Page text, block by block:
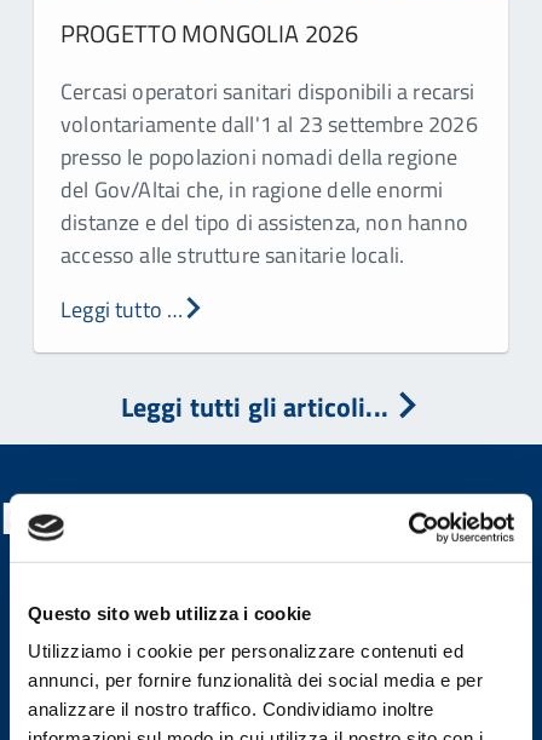
Questo sito web utilizza i cookie
Utilizziamo i cookie per personalizzare contenuti ed
annunci, per fornire funzionalità dei social media e per
analizzare il nostro traffico. Condividiamo inoltre
PROGETTO MONGOLIA 2026
Cercasi operatori sanitari disponibili a recarsi
volontariamente dall'1 al 23 settembre 2026
presso le popolazioni nomadi della regione
del Gov/Altai che, in ragione delle enormi
distanze e del tipo di assistenza, non hanno
accesso alle strutture sanitarie locali.
Leggi tutto …
Leggi tutti gli articoli...
Banner utili